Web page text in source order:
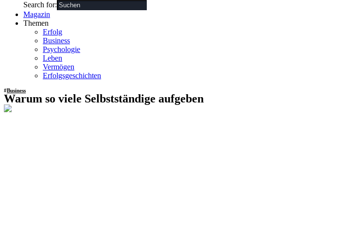
Search for:
Magazin
Themen
Erfolg
Business
Psychologie
Leben
Vermögen
Erfolgsgeschichten
#Business
Warum so viele Selbstständige aufgeben